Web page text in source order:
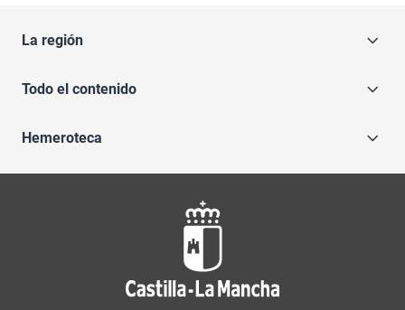
La región
Todo el contenido
Hemeroteca